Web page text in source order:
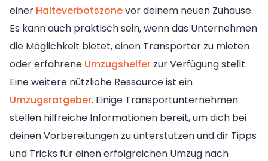
einer Halteverbotszonevor deinem neuen Zuhause.
Es kann auch praktisch sein, wenn das Unternehmen
die Möglichkeit bietet, einen Transporter zu mieten
oder erfahrene Umzugshelfer zur Verfügung stellt.
Eine weitere nützliche Ressource ist ein
Umzugsratgeber. Einige Transportunternehmen
stellen hilfreiche Informationen bereit, um dich bei
deinen Vorbereitungen zu unterstützen und dir Tipps
und Tricks für einen erfolgreichen Umzug nach